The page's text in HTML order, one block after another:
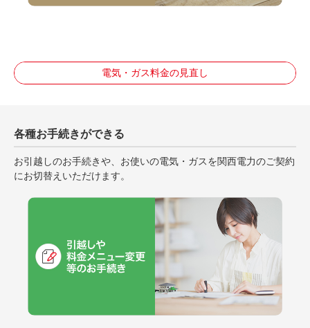
電気・ガス料金の見直し
各種お手続きができる
お引越しのお手続きや、お使いの電気・ガスを関西電力のご契約
にお切替えいただけます。